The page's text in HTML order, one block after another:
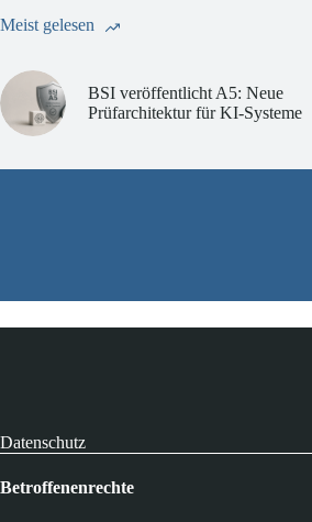
Meist gelesen
BSI veröffentlicht A5: Neue
Prüfarchitektur für KI-Systeme
Datenschutz
Betroffenenrechte